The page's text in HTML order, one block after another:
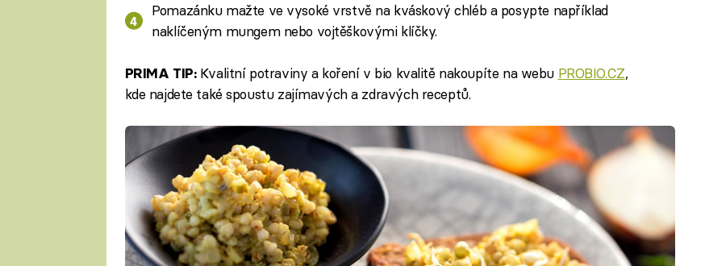
Pomazánku mažte ve vysoké vrstvě na kváskový chléb a posypte například
naklíčeným mungem nebo vojtěškovými klíčky.
PRIMA TIP:Kvalitní potraviny a koření v bio kvalitě nakoupíte na webu PROBIO.CZ,
kde najdete také spoustu zajímavých a zdravých receptů.